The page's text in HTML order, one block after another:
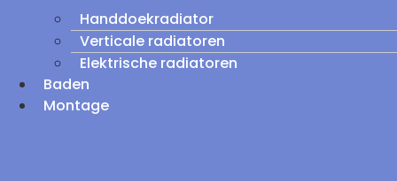
Handdoekradiator
Verticale radiatoren
Elektrische radiatoren
Baden
Montage